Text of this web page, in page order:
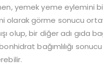
yemek yeme eylemini
olarak görme sonucu
olup, bir diğer adı gıda
bağımlılığı